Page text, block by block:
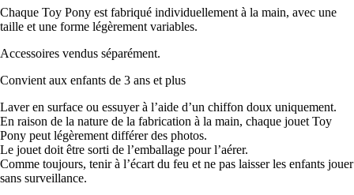
Chaque Toy Pony est fabriqué individuellement à la main, avec une
taille et une forme légèrement variables.
Accessoires vendus séparément.
Convient aux enfants de 3 ans et plus
Laver en surface ou essuyer à l’aide d’un chiffon doux uniquement.
En raison de la nature de la fabrication à la main, chaque jouet Toy
Pony peut légèrement différer des photos.
Le jouet doit être sorti de l’emballage pour l’aérer.
Comme toujours, tenir à l’écart du feu et ne pas laisser les enfants jouer
sans surveillance.